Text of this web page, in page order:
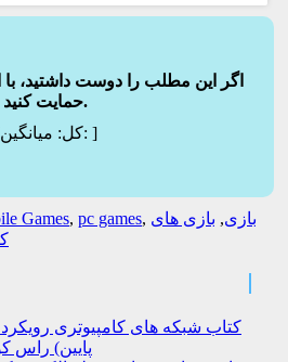
اگر این مطلب را دوست داشتید، با
حمایت کنید.
[کل:میانگین: ]
Games, pc games, بازی, بازی های
کتاب شبکه های کامپیوتری رویکرد
پایین)